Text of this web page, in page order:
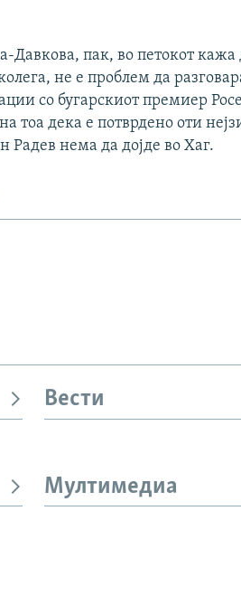
Давкова, пак, во петокот кажа
не е проблем да
со бугарскиот премиер
тоа дека е потврдено оти
Радев нема да дојде во Хаг.
Вести
Мултимедиа